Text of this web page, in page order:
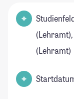
(Lehramt)